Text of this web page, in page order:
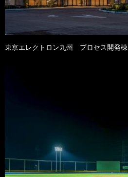
東京エレクトロン九州 プロセス開発棟